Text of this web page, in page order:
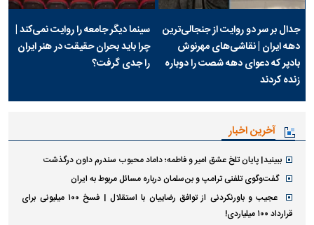
جدال بر سر دو روایت از جنجالی‌ترین
دهه ایران | نقاشی‌های مهرنوش
بادپر که دعوای دهه شصت را دوباره
زنده کردند
سینما دیگر جامعه را روایت نمی‌کند |
چرا باید بحران حقیقت در هنر ایران
را جدی گرفت؟
آخرین اخبار
ببینید| پایان تلخ عشق امیر و فاطمه؛ داماد محبوب سندرم داون درگذشت
گفت‌وگوی تلفنی ترامپ و بن‌سلمان درباره مسائل مربوط به ایران
عجیب و باورنکردنی از توافق رضاییان با استقلال | فسخ ۱۰۰ میلیونی برای
قرارداد ۱۰۰ میلیاردی!